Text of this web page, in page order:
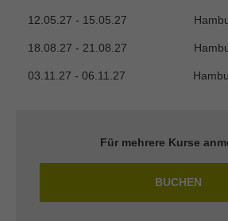
12.05.27 - 15.05.27
18.08.27 - 21.08.27
03.11.27 - 06.11.27
Für mehrere Kurse
BUCHEN